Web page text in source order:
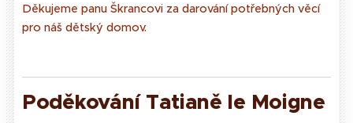
Děkujeme panu Škrancovi za darování potřebných věcí
pro náš dětský domov.
Poděkování Tatianě le Moigne